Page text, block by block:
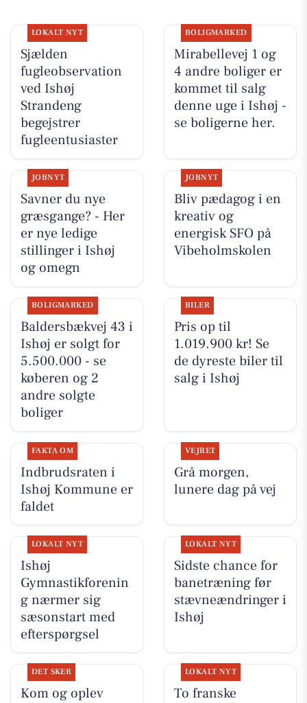
LOKALT NYT
Sjælden
fugleobservation
ved Ishøj
Strandeng
begejstrer
fugleentusiaster
BOLIGMARKED
Mirabellevej 1 og
4 andre boliger er
kommet til salg
denne uge i Ishøj -
se boligerne her.
JOBNYT
Savner du nye
græsgange? - Her
er nye ledige
stillinger i Ishøj
og omegn
JOBNYT
Bliv pædagog i en
kreativ og
energisk SFO på
Vibeholmskolen
BOLIGMARKED
Baldersbækvej 43 i
Ishøj er solgt for
5.500.000 - se
køberen og 2
andre solgte
boliger
BILER
Pris op til
1.019.900 kr! Se
de dyreste biler til
salg i Ishøj
FAKTA OM
Indbrudsraten i
Ishøj Kommune er
faldet
VEJRET
Grå morgen,
lunere dag på vej
LOKALT NYT
Ishøj
Gymnastikforenin
g nærmer sig
sæsonstart med
efterspørgsel
LOKALT NYT
Sidste chance for
banetræning før
stævneændringer i
Ishøj
DET SKER
Kom og oplev
LOKALT NYT
To franske